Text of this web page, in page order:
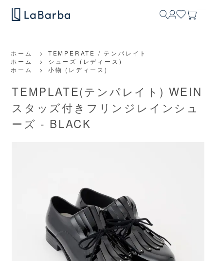
ホーム >
TEMPERATE / テンパレイト
ホーム
>
シューズ (レディース)
ホーム
> 小物 (レディース)
TEMPLATE(テンパレイト) WEIN
スタッズ付きフリンジレインシュ
ーズ - BLACK